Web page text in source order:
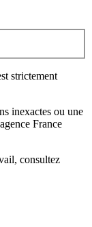
strictement
inexactes ou une
France
, consultez